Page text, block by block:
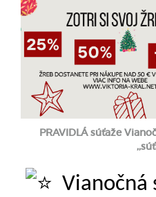
PRAVIDLÁ súťaže
Vianočná